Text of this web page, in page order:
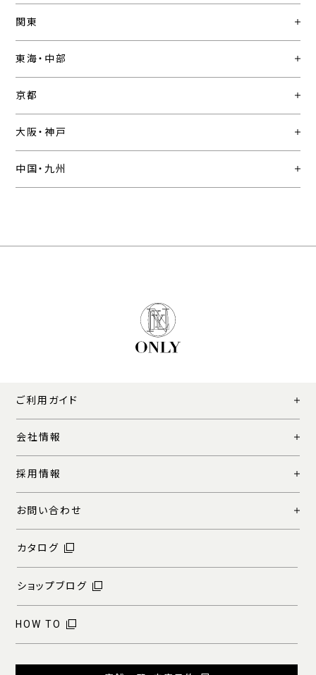
関東
東海・中部
京都
大阪・神戸
中国・九州
ご利用ガイド
会社情報
採用情報
お問い合わせ
カタログ
ショップブログ
HOW TO